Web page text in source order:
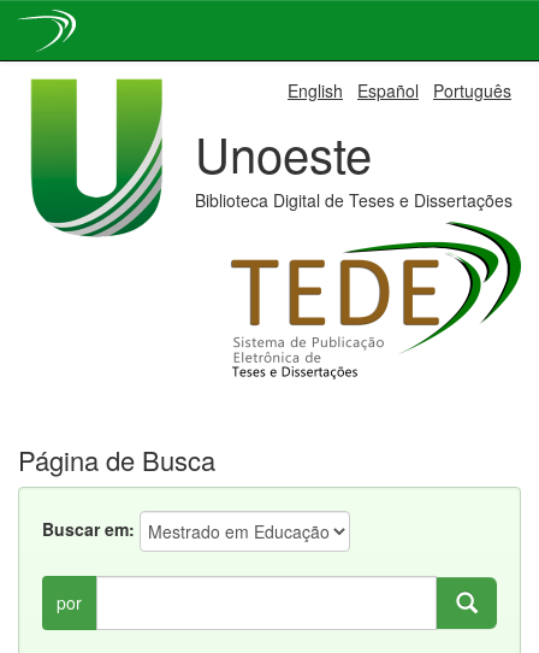
English Español Português
Unoeste
Biblioteca Digital de Teses e Dissertações
Página de Busca
Buscar em:
por